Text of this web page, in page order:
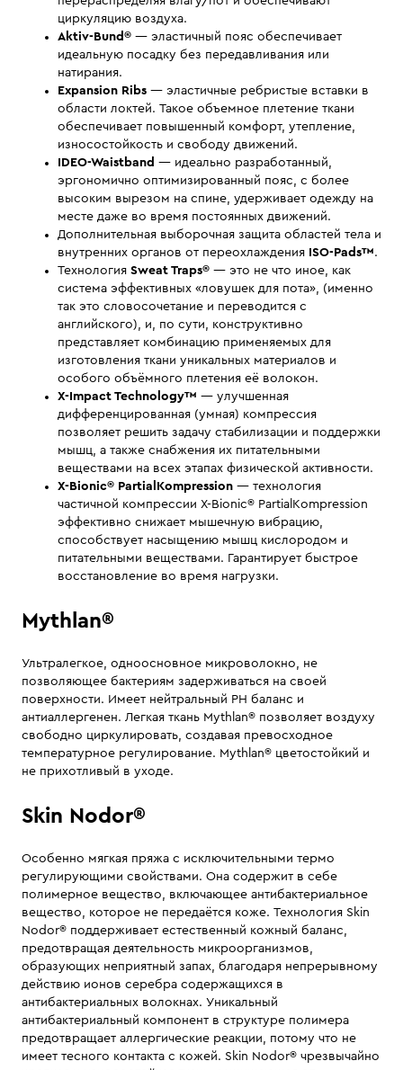
циркуляцию воздуха.
Aktiv-Bund® — эластичный пояс обеспечивает
идеальную посадку без передавливания или
натирания.
Expansion Ribs — эластичные ребристые вставки в
области локтей. Такое объемное плетение ткани
обеспечивает повышенный комфорт, утепление,
износостойкость и свободу движений.
IDEO-Waistband — идеально разработанный,
эргономично оптимизированный пояс, с более
высоким вырезом на спине, удерживает одежду на
месте даже во время постоянных движений.
Дополнительная выборочная защита областей тела и
внутренних органов от переохлаждения ISO-Pads™.
Технология Sweat Traps® — это не что иное, как
система эффективных «ловушек для пота», (именно
так это словосочетание и переводится с
английского), и, по сути, конструктивно
представляет комбинацию применяемых для
изготовления ткани уникальных материалов и
особого объёмного плетения её волокон.
X-Impact Technology™ — улучшенная
дифференцированная (умная) компрессия
позволяет решить задачу стабилизации и поддержки
мышц, а также снабжения их питательными
веществами на всех этапах физической активности.
X-Bionic® PartialKompression — технология
частичной компрессии X-Bionic® PartialKompression
эффективно снижает мышечную вибрацию,
способствует насыщению мышц кислородом и
питательными веществами. Гарантирует быстрое
восстановление во время нагрузки.
Mythlan®
Ультралегкое, одноосновное микроволокно, не
позволяющее бактериям задерживаться на своей
поверхности. Имеет нейтральный PH баланс и
антиаллергенен. Легкая ткань Mythlan® позволяет воздуху
свободно циркулировать, создавая превосходное
температурное регулирование. Mythlan® цветостойкий и
не прихотливый в уходе.
Skin Nodor®
Особенно мягкая пряжа с исключительными термо
регулирующими свойствами. Она содержит в себе
полимерное вещество, включающее антибактериальное
вещество, которое не передаётся коже. Технология Skin
Nodor® поддерживает естественный кожный баланс,
предотвращая деятельность микроорганизмов,
образующих неприятный запах, благодаря непрерывному
действию ионов серебра содержащихся в
антибактериальных волокнах. Уникальный
антибактериальный компонент в структуре полимера
предотвращает аллергические реакции, потому что не
имеет тесного контакта с кожей. Skin Nodor® чрезвычайно